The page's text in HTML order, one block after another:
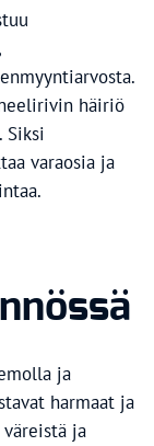
häiriö
Siksi
varaosia ja
ja
harmaat ja
ja